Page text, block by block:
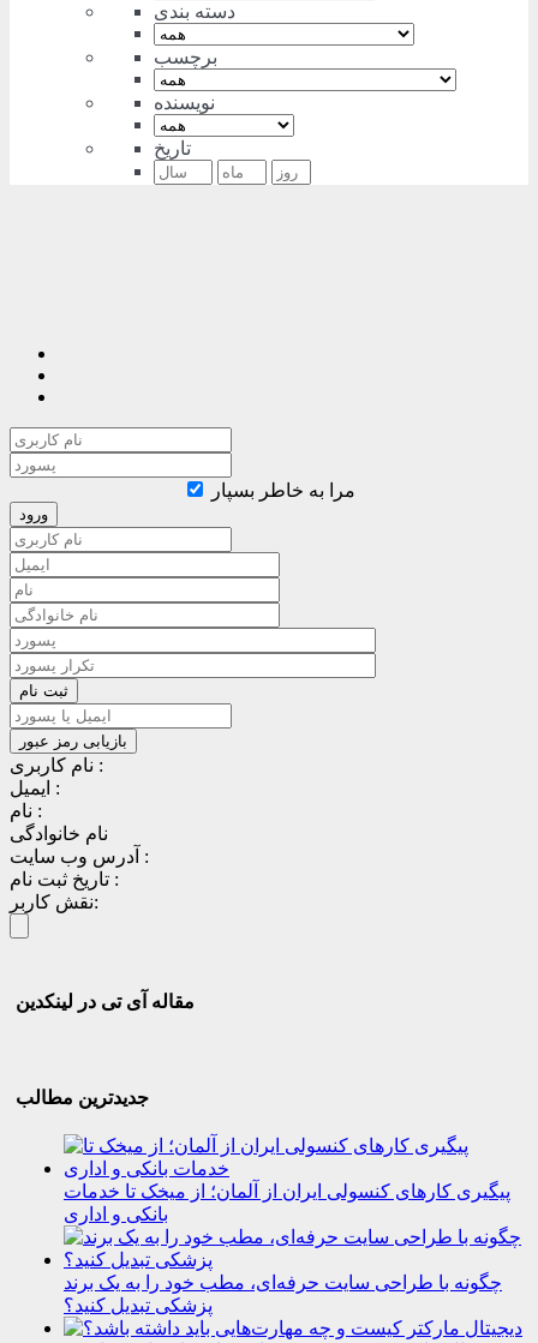
دسته بندی
برچسب
نویسنده
تاریخ
مرا به خاطر بسپار
نام کاربری :
ایمیل :
نام :
نام خانوادگی
آدرس وب سایت :
تاریخ ثبت نام :
نقش کاربر:
مقاله آی تی در لینکدین
جدیدترین مطالب
پیگیری کارهای کنسولی ایران از آلمان؛ از میخک تا خدمات
بانکی و اداری
چگونه با طراحی سایت حرفه‌ای، مطب خود را به یک برند
پزشکی تبدیل کنید؟